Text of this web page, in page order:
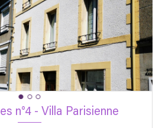
n°4 - Villa Parisienne